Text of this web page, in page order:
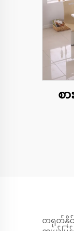
စ
တရုတ်နိုင်